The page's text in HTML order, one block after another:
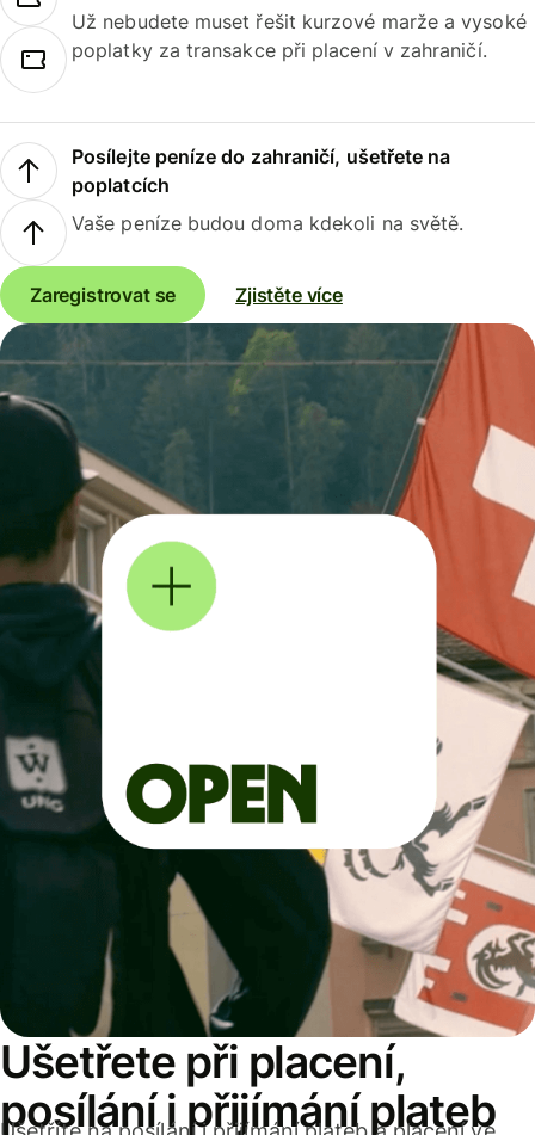
Už nebudete muset řešit kurzové marže a vysoké
poplatky za transakce při placení v zahraničí.
Posílejte peníze do zahraničí, ušetřete na
poplatcích
Vaše peníze budou doma kdekoli na světě.
Zaregistrovat se Zjistěte více
Ušetřete při placení,
posílání i přijímání plateb